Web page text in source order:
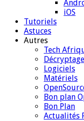
iOS
Tutoriels
Astuces
Autres
Tech
Logiciels
Matériels
Bon plan
Bon Plan
Actualités